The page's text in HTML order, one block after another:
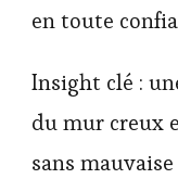
en toute
Insight clé :
du mur creux
sans